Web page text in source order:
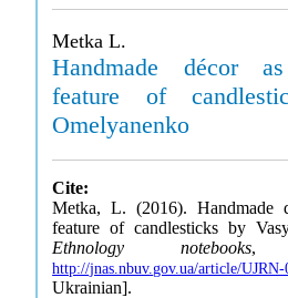
Metka L.
Handmade décor
feature of
Omelyanenko
Cite:
Metka, L. (2016). Handmade
feature of candlesticks by
Ethnology notebooks,
http://jnas.nbuv.gov.ua/article/UJRN-
Ukrainian].